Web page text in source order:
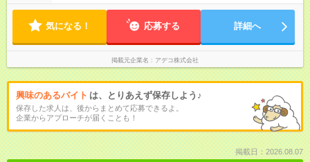
気になる！ 応募する 詳細へ
掲載元企業名 アデコ株式会社
興味のあるバイト は、とりあえず保存しよう♪
保存した求人は、後からまとめて応募できるよ。
企業からアプローチが届くことも！
掲載日：2026.08.07